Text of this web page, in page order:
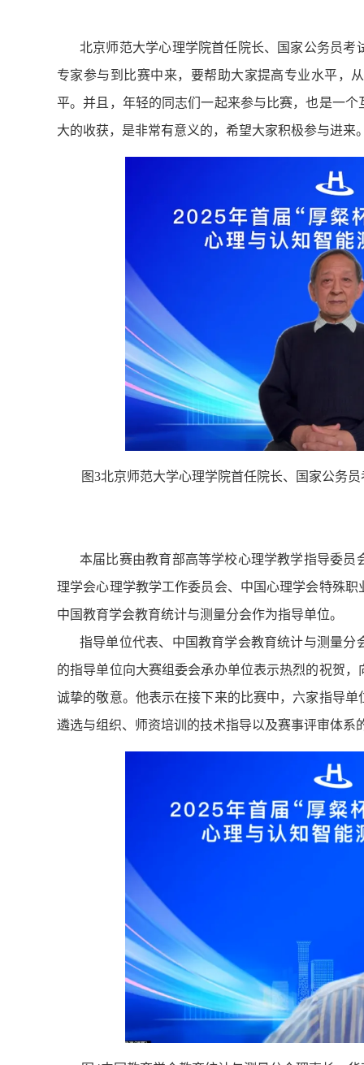
北京师范大学心理学院首任院长、国家公务员
专家参与到比赛中来，要帮助大家提高专业水平，
平。并且，年轻的同志们一起来参与比赛，也是一
大的收获，是非常有意义的，希望大家积极参与进来
图3北京师范大学心理学院首任院长、国家公务
本届比赛由教育部高等学校心理学教学指导委
理学会心理学教学工作委员会、中国心理学会特殊
中国教育学会教育统计与测量分会作为指导单位。
指导单位代表、中国教育学会教育统计与测量
的指导单位向大赛组委会承办单位表示热烈的祝贺
诚挚的敬意。他表示在接下来的比赛中，六家指导
遴选与组织、师资培训的技术指导以及赛事评审体